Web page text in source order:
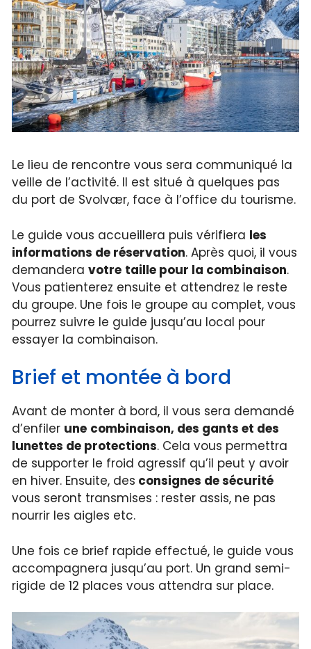
Le lieu de rencontre vous sera communiqué la
veille de l’activité. Il est situé à quelques pas
du port de Svolvær, face à l’office du tourisme.
Le guide vous accueillera puis vérifiera les
informations de réservation. Après quoi, il vous
demanderavotre taille pour la combinaison.
Vous patienterez ensuite et attendrez le reste
du groupe. Une fois le groupe au complet, vous
pourrez suivre le guide jusqu’au local pour
essayer la combinaison.
Brief et montée à bord
Avant de monter à bord, il vous sera demandé
d’enfiler une combinaison, des gants et des
lunettes de protections. Cela vous permettra
de supporter le froid agressif qu’il peut y avoir
en hiver. Ensuite, des consignes de sécurité
vous seront transmises : rester assis, ne pas
nourrir les aigles etc.
Une fois ce brief rapide effectué, le guide vous
accompagnera jusqu’au port. Un grand semi-
rigide de 12 places vous attendra sur place.